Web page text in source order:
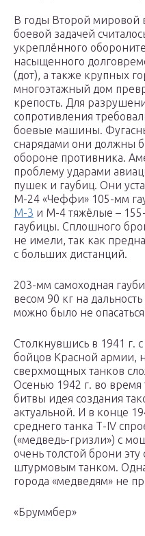
В годы Второй мировой
боевой задачей
укреплённого
насыщенного
(дот), а также крупных
многоэтажный дом
крепость. Для
сопротивления
боевые машины.
снарядами они должны
обороне противника.
проблему ударами
пушек и гаубиц. Они
М-24 «Чеффи» 105-мм
М-3 и М-4 тяжёлые –
гаубицы. Сплошного
не имели, так как
с больших дистанций.
203-мм самоходная
весом 90 кг на
можно было не опасаться
Столкнувшись в 1941 г.
бойцов Красной армии,
сверхмощных танков
Осенью 1942 г. во время
битвы идея создания
актуальной. И в конце
среднего танка Т-IV
(«медведь-гризли») с
очень толстой брони
штурмовым танком.
города «медведям» не
«Бруммбер»